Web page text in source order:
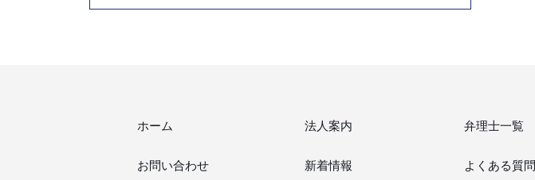
ホーム
お問い合わせ
法人案内
新着情報
弁理士一覧
よくある質問